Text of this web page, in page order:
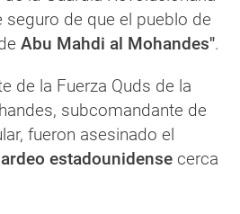
de que el pueblo de
Abu Mahdi al Mohandes".
de la Fuerza Quds de la
subcomandante de
fueron asesinado el
estadounidense cerca